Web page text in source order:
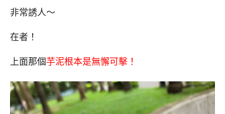
非常誘人～
在者！
上面那個芋泥根本是無懈可擊！